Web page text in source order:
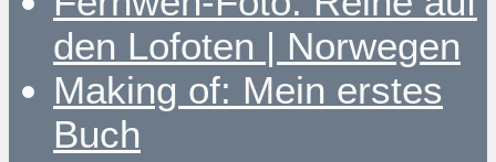
den Lofoten | Norwegen
Making of: Mein erstes
Buch